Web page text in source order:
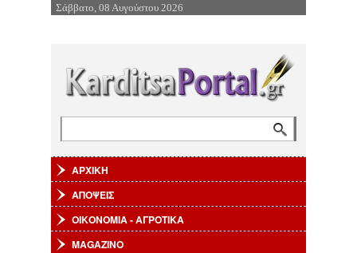
Επιστροφή στην Πλοήγηση
Σάββατο, 08 Αυγούστου 2026
ΑΡΧΙΚΗ
ΑΠΟΨΕΙΣ
ΟΙΚΟΝΟΜΙΑ - ΑΓΡΟΤΙΚΑ
MAGAZINO